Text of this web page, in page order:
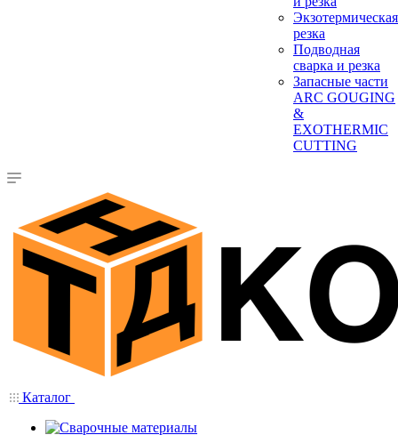
Экзотермическая
резка
Подводная
сварка и резка
Запасные части
ARC GOUGING
&
EXOTHERMIC
CUTTING
Каталог